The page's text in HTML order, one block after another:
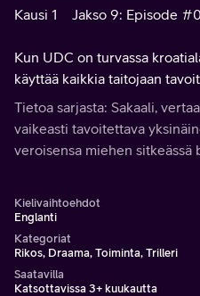
Kausi 1 Jakso 9: Episode
Kun UDC on turvassa
käyttää kaikkia taitojaan
Tietoa sarjasta: Sakaali,
vaikeasti tavoitettava
veroisensa miehen
Kielivaihtoehdot
Englanti
Kategoriat
Rikos, Draama, Toiminta, Trilleri
Saatavilla
Katsottavissa 3+ kuukautta